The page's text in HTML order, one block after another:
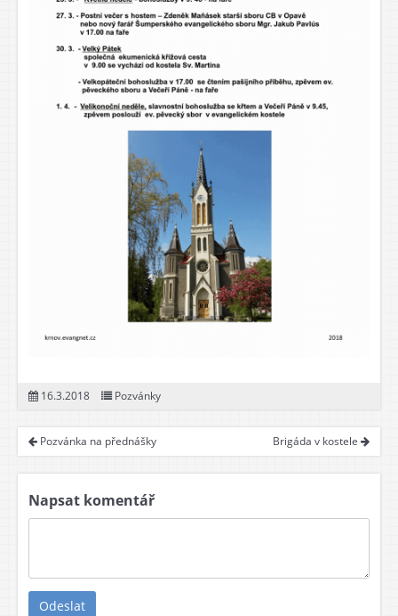
16.3.2018 Pozvánky
Pozvánka na přednášky Brigáda v kostele
Napsat komentář
Odeslat